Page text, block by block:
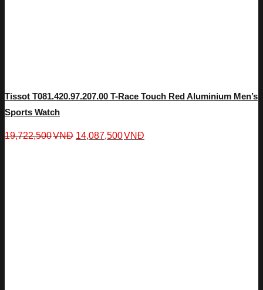
Tissot T081.420.97.207.00 T-Race Touch Red Aluminium Men’s
Sports Watch
19,722,500VNĐ 14,087,500VNĐ